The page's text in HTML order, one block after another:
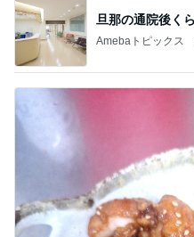
娘達のリクエストで作った甘辛
Amebaトピックス 1日前